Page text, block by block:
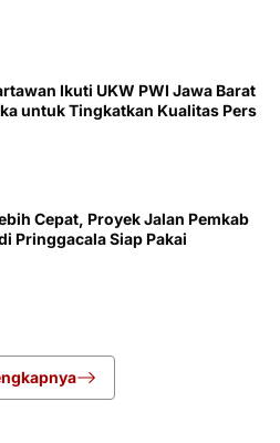
Ikuti UKW PWI Jawa Barat
untuk Tingkatkan Kualitas Pers
Cepat, Proyek Jalan Pemkab
Pringgacala Siap Pakai